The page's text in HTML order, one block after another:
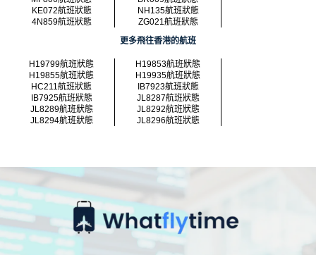
KE072航班狀態
NH135航班狀態
4N859航班狀態
ZG021航班狀態
更多飛往香港的航班
H19799航班狀態
H19853航班狀態
H19855航班狀態
H19935航班狀態
HC211航班狀態
IB7923航班狀態
IB7925航班狀態
JL8287航班狀態
JL8289航班狀態
JL8292航班狀態
JL8294航班狀態
JL8296航班狀態